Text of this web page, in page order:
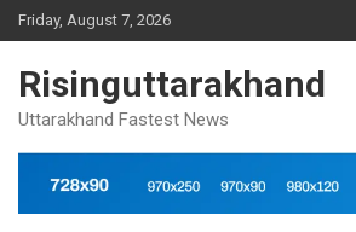
Skip
to
Friday, August 7, 2026
Risinguttarakhand
Uttarakhand Fastest News